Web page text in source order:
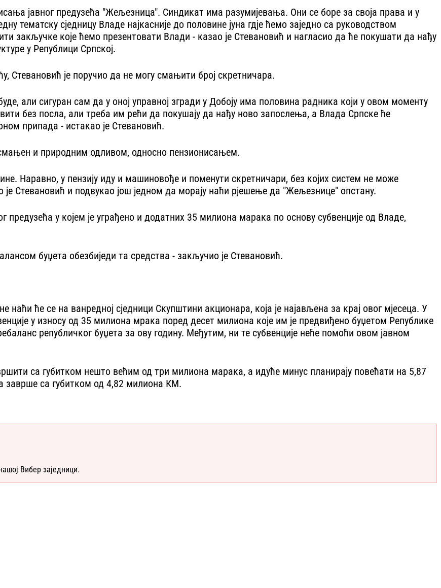
јавног предузећа "Жељезница". Синдикат има разумијевања. Они се боре за своја права и у
тематску сједницу Владе најкасније до половине јуна гдје ћемо заједно са руководством
закључке које ћемо презентовати Влади - казао је Стевановић и нагласио да ће покушати да нађу
у Републици Српској.
Стевановић је поручио да не могу смањити број скретничара.
али сигуран сам да у оној управној згради у Добоју има половина радника који у овом моменту
без посла, али треба им рећи да покушају да нађу ново запослења, а Влада Српске ће
припада - истакао је Стевановић.
и природним одливом, односно пензионисањем.
Наравно, у пензију иду и машиновође и поменути скретничари, без којих систем не може
Стевановић и подвукао још једном да морају наћи рјешење да "Жељезнице" опстану.
у којем је уграђено и додатних 35 милиона марака по основу субвенције од Владе,
буџета обезбиједи та средства - закључио је Стевановић.
ће се на ванредној сједници Скупштини акционара, која је најављена за крај овог мјесеца. У
у износу од 35 милиона мрака поред десет милиона које им је предвиђено буџетом Републике
републичког буџета за ову годину. Међутим, ни те субвенције неће помоћи овом јавном
са губитком нешто већим од три милиона марака, а идуће минус планирају повећати на 5,87
заврше са губитком од 4,82 милиона КМ.
Вибер заједници.